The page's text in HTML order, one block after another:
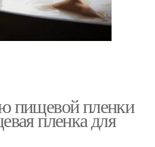
пищевой пленки
пленка для